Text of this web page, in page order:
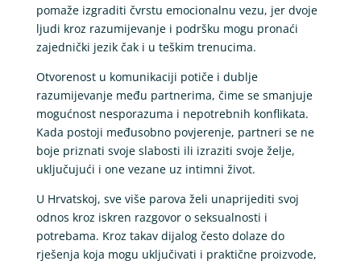
pomaže izgraditi čvrstu emocionalnu vezu, jer dvoje
ljudi kroz razumijevanje i podršku mogu pronaći
zajednički jezik čak i u teškim trenucima.
Otvorenost u komunikaciji potiče i dublje
razumijevanje među partnerima, čime se smanjuje
mogućnost nesporazuma i nepotrebnih konflikata.
Kada postoji međusobno povjerenje, partneri se ne
boje priznati svoje slabosti ili izraziti svoje želje,
uključujući i one vezane uz intimni život.
U Hrvatskoj, sve više parova želi unaprijediti svoj
odnos kroz iskren razgovor o seksualnosti i
potrebama. Kroz takav dijalog često dolaze do
rješenja koja mogu uključivati i praktične proizvode,